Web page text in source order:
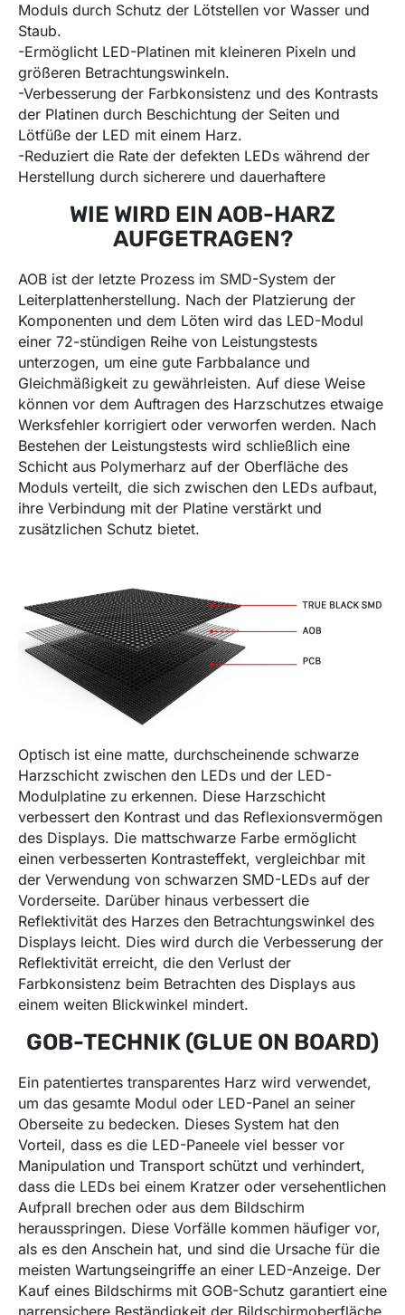
Moduls durch Schutz der Lötstellen vor Wasser und
Staub.
-Ermöglicht LED-Platinen mit kleineren Pixeln und
größeren Betrachtungswinkeln.
-Verbesserung der Farbkonsistenz und des Kontrasts
der Platinen durch Beschichtung der Seiten und
Lötfüße der LED mit einem Harz.
-Reduziert die Rate der defekten LEDs während der
Herstellung durch sicherere und dauerhaftere
WIE WIRD EIN AOB-HARZ
AUFGETRAGEN?
AOB ist der letzte Prozess im SMD-System der
Leiterplattenherstellung. Nach der Platzierung der
Komponenten und dem Löten wird das LED-Modul
einer 72-stündigen Reihe von Leistungstests
unterzogen, um eine gute Farbbalance und
Gleichmäßigkeit zu gewährleisten. Auf diese Weise
können vor dem Auftragen des Harzschutzes etwaige
Werksfehler korrigiert oder verworfen werden. Nach
Bestehen der Leistungstests wird schließlich eine
Schicht aus Polymerharz auf der Oberfläche des
Moduls verteilt, die sich zwischen den LEDs aufbaut,
ihre Verbindung mit der Platine verstärkt und
zusätzlichen Schutz bietet.
Optisch ist eine matte, durchscheinende schwarze
Harzschicht zwischen den LEDs und der LED-
Modulplatine zu erkennen. Diese Harzschicht
verbessert den Kontrast und das Reflexionsvermögen
des Displays. Die mattschwarze Farbe ermöglicht
einen verbesserten Kontrasteffekt, vergleichbar mit
der Verwendung von schwarzen SMD-LEDs auf der
Vorderseite. Darüber hinaus verbessert die
Reflektivität des Harzes den Betrachtungswinkel des
Displays leicht. Dies wird durch die Verbesserung der
Reflektivität erreicht, die den Verlust der
Farbkonsistenz beim Betrachten des Displays aus
einem weiten Blickwinkel mindert.
GOB-TECHNIK (GLUE ON BOARD)
Ein patentiertes transparentes Harz wird verwendet,
um das gesamte Modul oder LED-Panel an seiner
Oberseite zu bedecken. Dieses System hat den
Vorteil, dass es die LED-Paneele viel besser vor
Manipulation und Transport schützt und verhindert,
dass die LEDs bei einem Kratzer oder versehentlichen
Aufprall brechen oder aus dem Bildschirm
herausspringen. Diese Vorfälle kommen häufiger vor,
als es den Anschein hat, und sind die Ursache für die
meisten Wartungseingriffe an einer LED-Anzeige. Der
Kauf eines Bildschirms mit GOB-Schutz garantiert eine